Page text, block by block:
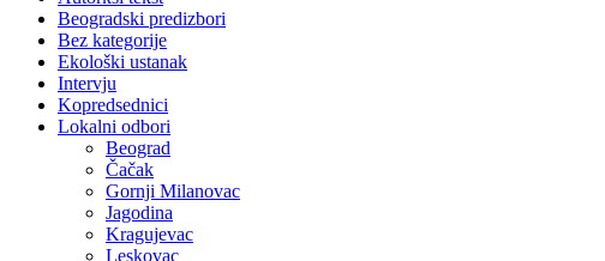
Beogradski predizbori
Bez kategorije
Ekološki ustanak
Intervju
Kopredsednici
Lokalni odbori
Beograd
Čačak
Gornji Milanovac
Jagodina
Kragujevac
Leskovac